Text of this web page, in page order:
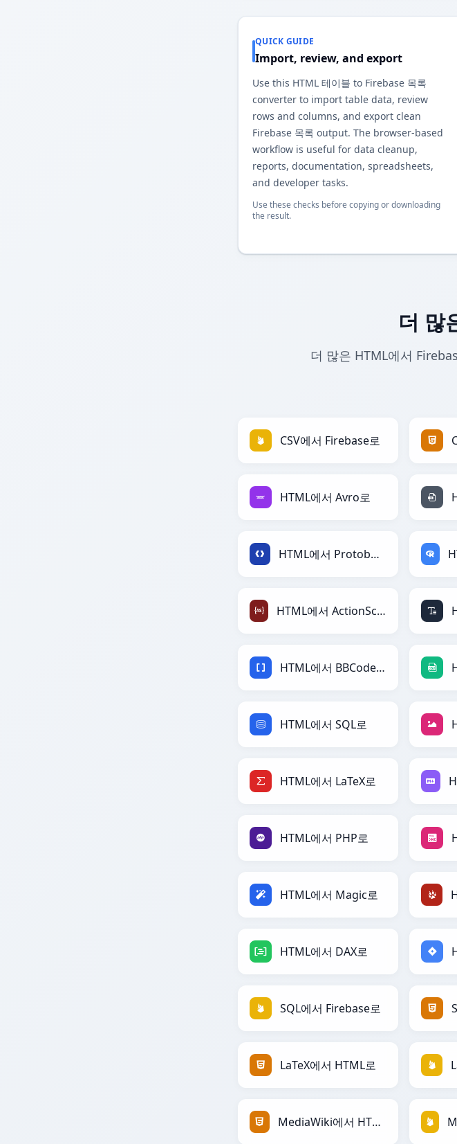
QUICK GUIDE
Import, review, and export
Use this HTML 테이블 to Firebase 목록
converter to import table data, review
rows and columns, and export clean
Firebase 목록 output. The browser-based
workflow is useful for data cleanup,
reports, documentation, spreadsheets,
and developer tasks.
Use these checks before copying or downloading
the result.
더 많
더 많은 HTML에서
CSV에서 Firebase로
HTML에서 Avro로
HTML에서 Protobuf로
HTML에서 ActionScript로
HTML에서 BBCode로
HTML에서 SQL로
HTML에서 LaTeX로
HTML에서 PHP로
HTML에서 Magic로
HTML에서 DAX로
SQL에서 Firebase로
LaTeX에서 HTML로
MediaWiki에서 HTML로